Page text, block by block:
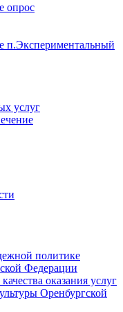
опрос
п.Экспериментальный
услуг
политике
Федерации
оказания услуг
Оренбургской